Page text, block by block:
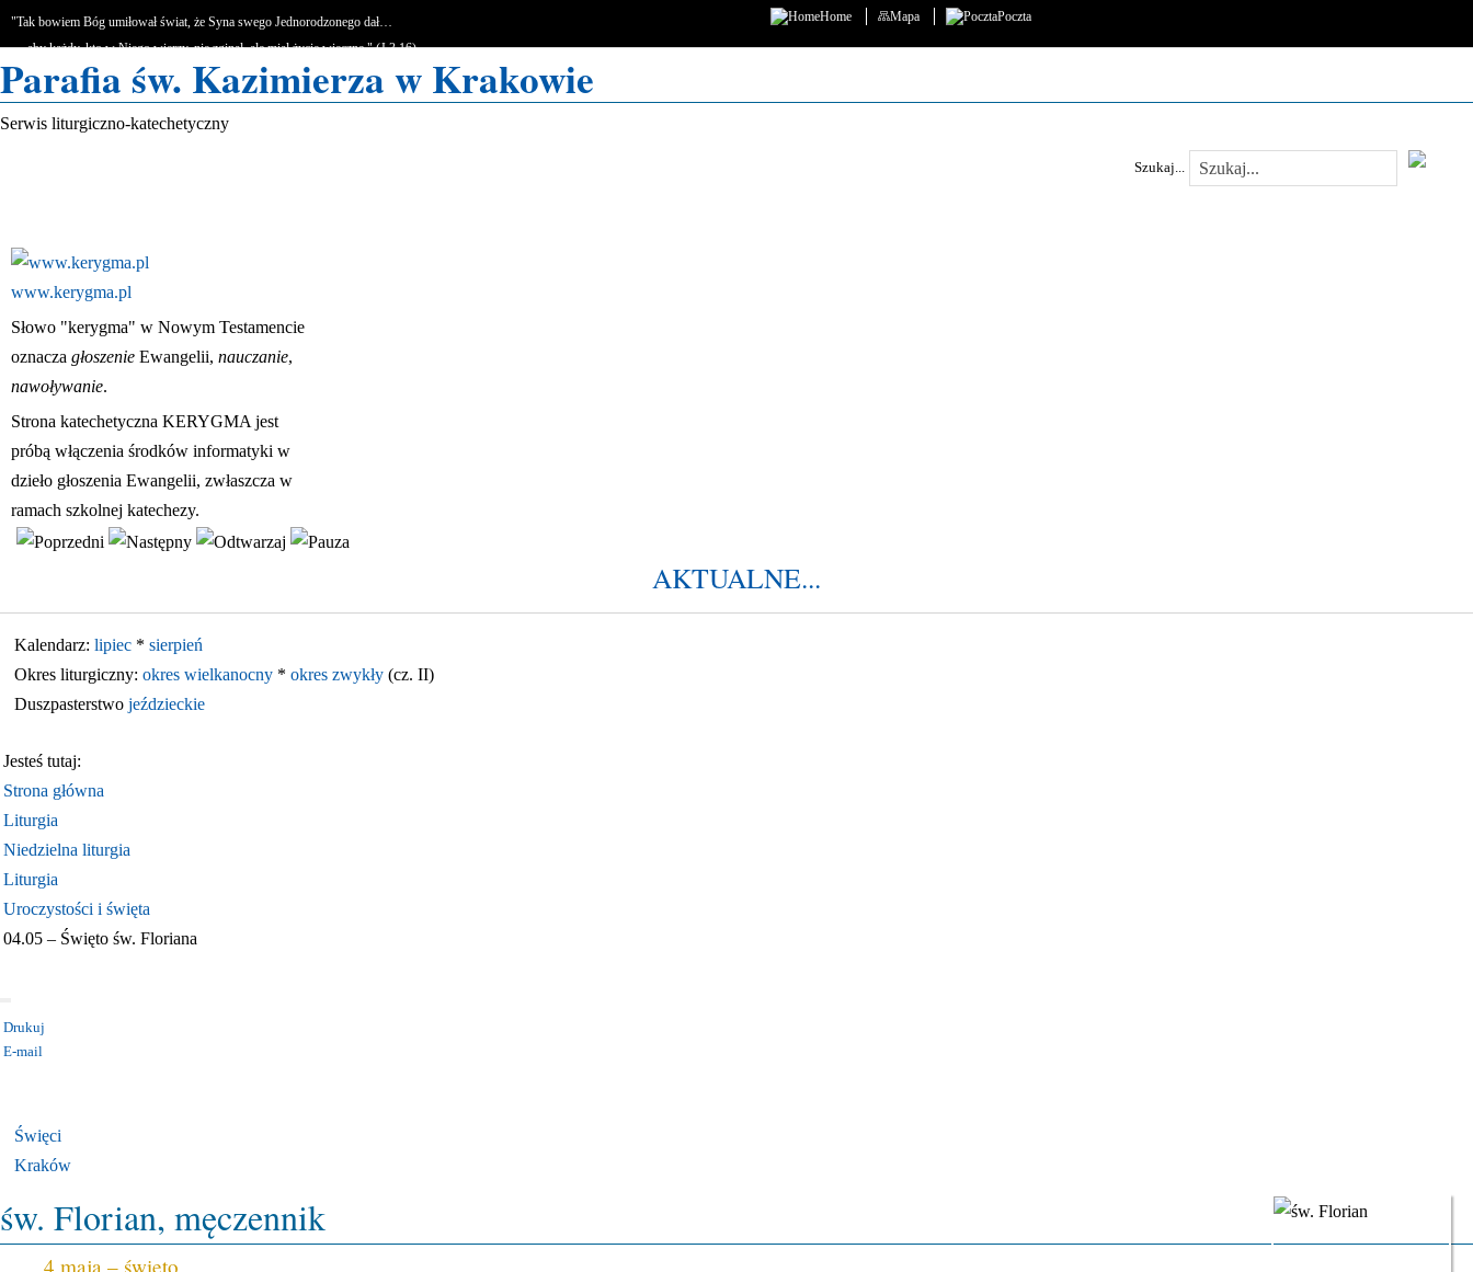
"Tak bowiem Bóg umiłował świat, że Syna swego Jednorodzonego dał…
… aby każdy, kto w Niego wierzy, nie zginął, ale miał życie wieczne." (J 3,16)
Home Mapa Poczta
Parafia św. Kazimierza w Krakowie
Serwis liturgiczno-katechetyczny
Szukaj...
www.kerygma.pl
Słowo "kerygma" w Nowym Testamencie
oznacza głoszenie Ewangelii, nauczanie,
nawoływanie.
Strona katechetyczna KERYGMA jest
próbą włączenia środków informatyki w
dzieło głoszenia Ewangelii, zwłaszcza w
ramach szkolnej katechezy.
AKTUALNE...
Kalendarz: lipiec * sierpień
Okres liturgiczny: okres wielkanocny * okres zwykły (cz. II)
Duszpasterstwo jeździeckie
Jesteś tutaj:
Strona główna
Liturgia
Niedzielna liturgia
Liturgia
Uroczystości i święta
04.05 – Święto św. Floriana
Drukuj
E-mail
Święci
Kraków
św. Florian, męczennik
4 maja – święto